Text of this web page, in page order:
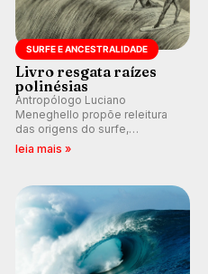
SURFE E ANCESTRALIDADE
Livro resgata raízes
polinésias
Antropólogo Luciano
Meneghello propõe releitura
das origens do surfe,
resgatando a cultura polinésia
prática em esporte e indústria.
leia mais »